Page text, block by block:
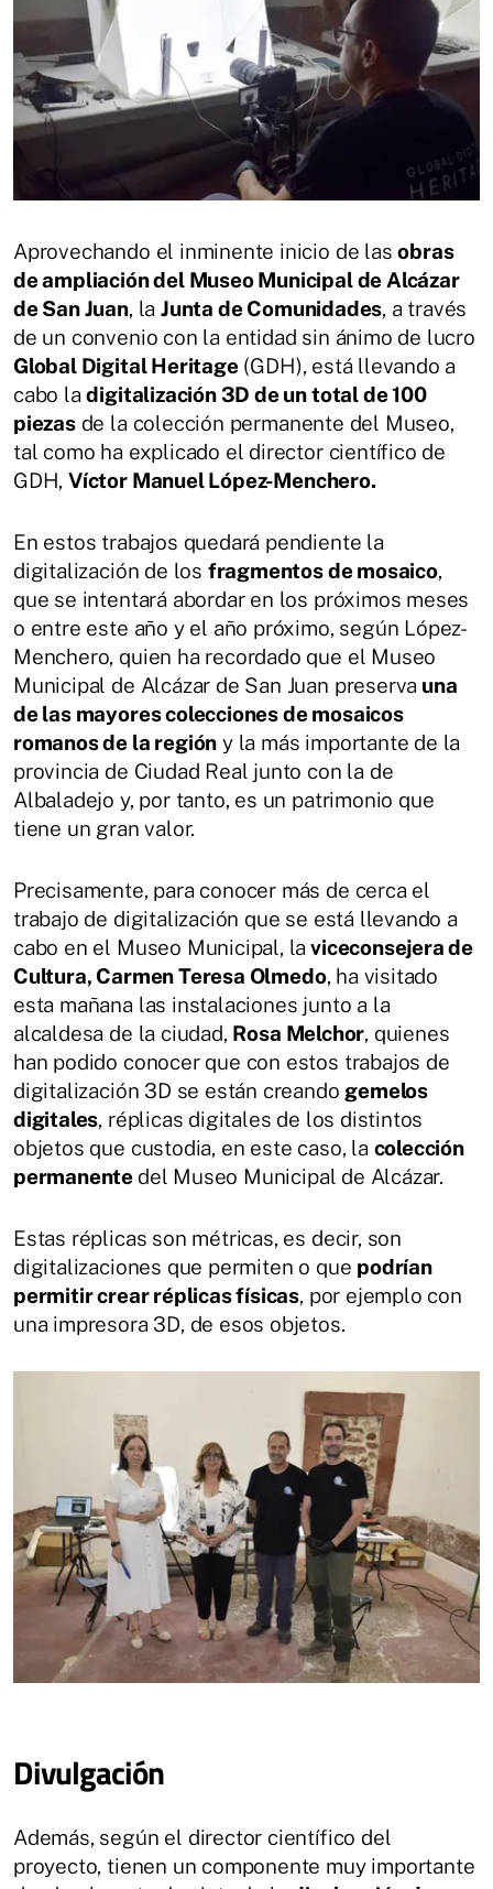
Aprovechando el inminente inicio de lasobras
de ampliación del Museo Municipal de Alcázar
de San Juan, la Junta de Comunidades, a través
de un convenio con la entidad sin ánimo de lucro
Global Digital Heritage(GDH), está llevando a
cabo ladigitalización 3D de un total de 100
piezasde la colección permanente del Museo,
tal como ha explicado el director científico de
GDH,Víctor Manuel López-Menchero.
En estos trabajos quedará pendiente la
digitalización de los fragmentos de mosaico,
que se intentará abordar en los próximos meses
o entre este año y el año próximo, según López-
Menchero, quien ha recordado que el Museo
Municipal de Alcázar de San Juan preserva una
de las mayores colecciones de mosaicos
romanos de la región y la más importante de la
provincia de Ciudad Real junto con la de
Albaladejo y, por tanto, es un patrimonio que
tiene un gran valor.
Precisamente, para conocer más de cerca el
trabajo de digitalización que se está llevando a
cabo en el Museo Municipal, la viceconsejera de
Cultura, Carmen Teresa Olmedo, ha visitado
esta mañana las instalaciones junto a la
alcaldesa de la ciudad, Rosa Melchor, quienes
han podido conocer que con estos trabajos de
digitalización 3D se están creando gemelos
digitales, réplicas digitales de los distintos
objetos que custodia, en este caso, la colección
permanente del Museo Municipal de Alcázar.
Estas réplicas son métricas, es decir, son
digitalizaciones que permiten o que podrían
permitir crear réplicas físicas, por ejemplo con
una impresora 3D, de esos objetos.
Divulgación
Además, según el director científico del
proyecto, tienen un componente muy importante